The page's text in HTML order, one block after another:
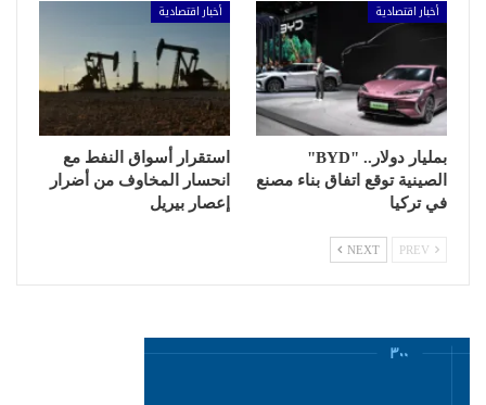
أخبار اقتصادية
بمليار دولار.. "BYD"
الصينية توقع اتفاق بناء مصنع
في تركيا
أخبار اقتصادية
استقرار أسواق النفط مع
انحسار المخاوف من أضرار
إعصار بيريل
NEXT